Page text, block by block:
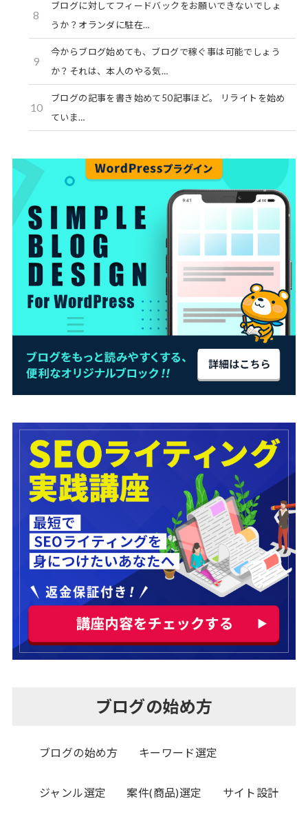
8
ブログに対してフィードバックをお願いできないでしょ
うか？オランダに駐在…
9
今からブログ始めても、ブログで稼ぐ事は可能でしょう
か？それは、本人のやる気…
10
ブログの記事を書き始めて50記事ほど。 リライトを始め
ていま…
ブログの始め方
ブログの始め方 キーワード選定
ジャンル選定 案件(商品)選定 サイト設計